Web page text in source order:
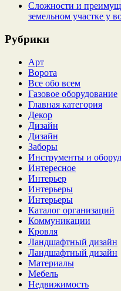
Сложности и
земельном участке у
Рубрики
Арт
Ворота
Все обо всем
Газовое оборудование
Главная категория
Декор
Дизайн
Дизайн
Заборы
Инструменты и
Интересное
Интерьер
Интерьеры
Интерьеры
Каталог организаций
Коммуникации
Кровля
Ландшафтный дизайн
Ландшафтный дизайн
Материалы
Мебель
Недвижимость